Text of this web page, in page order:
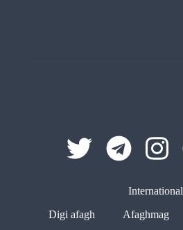
International
Afaghmag
Digi afagh